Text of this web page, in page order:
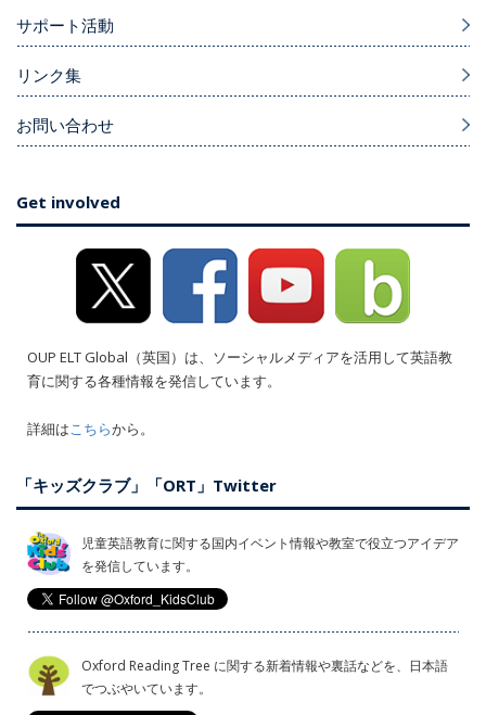
サポート活動
リンク集
お問い合わせ
Get involved
OUP ELT Global（英国）は、ソーシャルメディアを活用して英語教
育に関する各種情報を発信しています。
詳細はこちらから。
「キッズクラブ」「ORT」Twitter
児童英語教育に関する国内イベント情報や教室で役立つアイデア
を発信しています。
Oxford Reading Tree に関する新着情報や裏話などを、日本語
でつぶやいています。